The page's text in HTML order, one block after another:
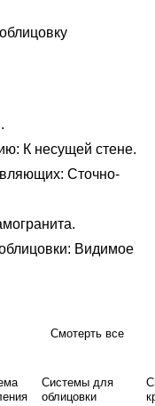
К несущей стене.
Сточно-
Видимое
Смотерть все
Системы для
облицовки